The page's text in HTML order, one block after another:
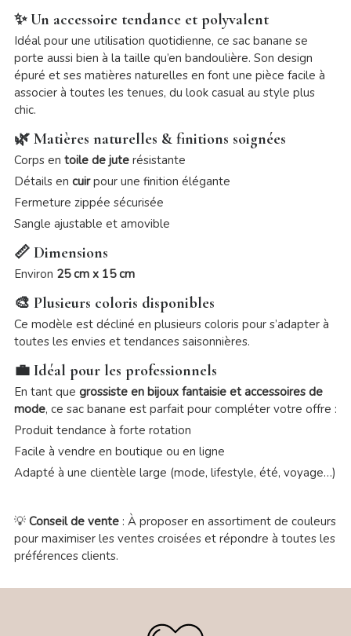
✨ Un accessoire tendance et polyvalent
Idéal pour une utilisation quotidienne, ce sac banane se
porte aussi bien à la taille qu’en bandoulière. Son design
épuré et ses matières naturelles en font une pièce facile à
associer à toutes les tenues, du look casual au style plus
chic.
🌿 Matières naturelles & finitions soignées
Corps en toile de juterésistante
Détails en cuirpour une finition élégante
Fermeture zippée sécurisée
Sangle ajustable et amovible
📏 Dimensions
Environ 25 cm x 15 cm
🎨 Plusieurs coloris disponibles
Ce modèle est décliné en plusieurs coloris pour s’adapter à
toutes les envies et tendances saisonnières.
💼 Idéal pour les professionnels
En tant que grossiste en bijoux fantaisie et accessoires de
mode, ce sac banane est parfait pour compléter votre offre :
Produit tendance à forte rotation
Facile à vendre en boutique ou en ligne
Adapté à une clientèle large (mode, lifestyle, été, voyage…)
💡 Conseil de vente: À proposer en assortiment de couleurs
pour maximiser les ventes croisées et répondre à toutes les
préférences clients.